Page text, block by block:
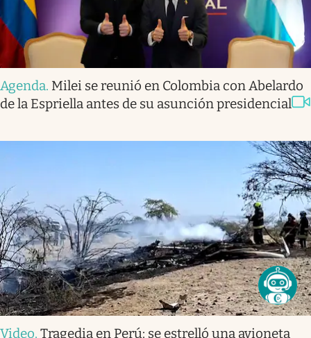
Agenda. Milei se reunió en Colombia con Abelardo
de la Espriella antes de su asunción presidencial
Video. Tragedia en Perú: se estrelló una avioneta